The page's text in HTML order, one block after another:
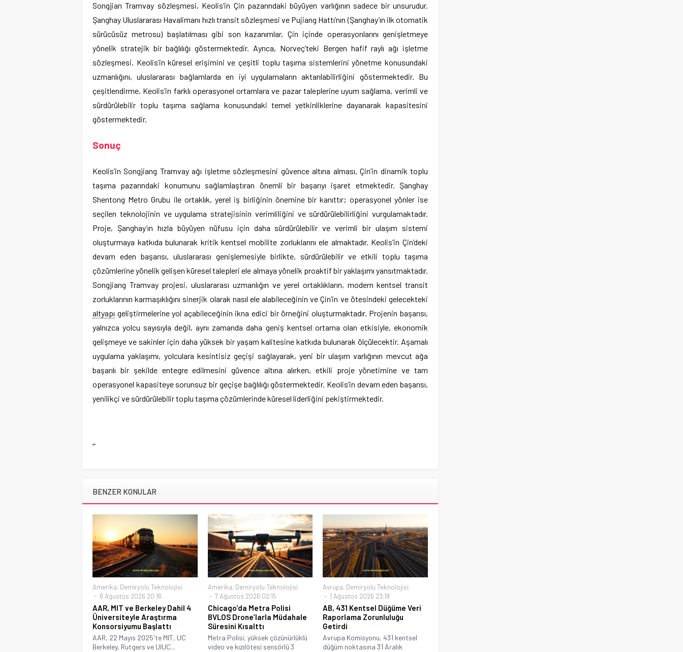
Songjian Tramvay sözleşmesi, Keolis’in Çin pazarındaki büyüyen varlığının sadece bir unsurudur.
Şanghay Uluslararası Havalimanı hızlı transit sözleşmesi ve Pujiang Hattı’nın (Şanghay’ın ilk otomatik
sürücüsüz metrosu) başlatılması gibi son kazanımlar, Çin içinde operasyonlarını genişletmeye
yönelik stratejik bir bağlılığı göstermektedir. Ayrıca, Norveç’teki Bergen hafif raylı ağı işletme
sözleşmesi, Keolis’in küresel erişimini ve çeşitli toplu taşıma sistemlerini yönetme konusundaki
uzmanlığını, uluslararası bağlamlarda en iyi uygulamaların aktarılabilirliğini göstermektedir. Bu
çeşitlendirme, Keolis’in farklı operasyonel ortamlara ve pazar taleplerine uyum sağlama, verimli ve
sürdürülebilir toplu taşıma sağlama konusundaki temel yetkinliklerine dayanarak kapasitesini
göstermektedir.
Sonuç
Keolis’in Songjiang Tramvay ağı işletme sözleşmesini güvence altına alması, Çin’in dinamik toplu
taşıma pazarındaki konumunu sağlamlaştıran önemli bir başarıyı işaret etmektedir. Şanghay
Shentong Metro Grubu ile ortaklık, yerel iş birliğinin önemine bir kanıttır; operasyonel yönler ise
seçilen teknolojinin ve uygulama stratejisinin verimliliğini ve sürdürülebilirliğini vurgulamaktadır.
Proje, Şanghay’ın hızla büyüyen nüfusu için daha sürdürülebilir ve verimli bir ulaşım sistemi
oluşturmaya katkıda bulunarak kritik kentsel mobilite zorluklarını ele almaktadır. Keolis’in Çin’deki
devam eden başarısı, uluslararası genişlemesiyle birlikte, sürdürülebilir ve etkili toplu taşıma
çözümlerine yönelik gelişen küresel talepleri ele almaya yönelik proaktif bir yaklaşımı yansıtmaktadır.
Songjiang Tramvay projesi, uluslararası uzmanlığın ve yerel ortaklıkların, modern kentsel transit
zorluklarının karmaşıklığını sinerjik olarak nasıl ele alabileceğinin ve Çin’in ve ötesindeki gelecekteki
altyapı geliştirmelerine yol açabileceğinin ikna edici bir örneğini oluşturmaktadır. Projenin başarısı,
yalnızca yolcu sayısıyla değil, aynı zamanda daha geniş kentsel ortama olan etkisiyle, ekonomik
gelişmeye ve sakinler için daha yüksek bir yaşam kalitesine katkıda bulunarak ölçülecektir. Aşamalı
uygulama yaklaşımı, yolculara kesintisiz geçişi sağlayarak, yeni bir ulaşım varlığının mevcut ağa
başarılı bir şekilde entegre edilmesini güvence altına alırken, etkili proje yönetimine ve tam
operasyonel kapasiteye sorunsuz bir geçişe bağlılığı göstermektedir. Keolis’in devam eden başarısı,
yenilikçi ve sürdürülebilir toplu taşıma çözümlerinde küresel liderliğini pekiştirmektedir.
“`
BENZER KONULAR
Amerika, Demiryolu Teknolojisi
6 Ağustos 2026 20:16
AAR, MIT ve Berkeley Dahil 4
Üniversiteyle Araştırma
Konsorsiyumu Başlattı
AAR, 22 Mayıs 2025'te MIT, UC
Berkeley, Rutgers ve UIUC...
Amerika, Demiryolu Teknolojisi
7 Ağustos 2026 02:15
Chicago’da Metra Polisi
BVLOS Drone’larla Müdahale
Süresini Kısalttı
Metra Polisi, yüksek çözünürlüklü
video ve kızılötesi sensörlü 3
Avrupa, Demiryolu Teknolojisi
1 Ağustos 2026 23:18
AB, 431 Kentsel Düğüme Veri
Raporlama Zorunluluğu
Getirdi
Avrupa Komisyonu, 431 kentsel
düğüm noktasına 31 Aralık